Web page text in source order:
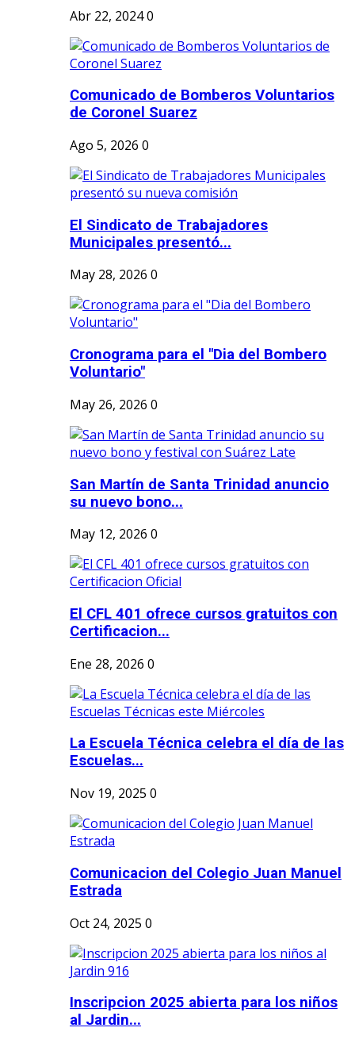
Abr 22, 20240
Comunicado de Bomberos Voluntarios
de Coronel Suarez
Ago 5, 2026 0
El Sindicato de Trabajadores
Municipales presentó...
May 28, 2026 0
Cronograma para el "Dia del Bombero
Voluntario"
May 26, 2026 0
San Martín de Santa Trinidad anuncio
su nuevo bono...
May 12, 2026 0
El CFL 401 ofrece cursos gratuitos con
Certificacion...
Ene 28, 2026 0
La Escuela Técnica celebra el día de las
Escuelas...
Nov 19, 2025 0
Comunicacion del Colegio Juan Manuel
Estrada
Oct 24, 2025 0
Inscripcion 2025 abierta para los niños
al Jardin...